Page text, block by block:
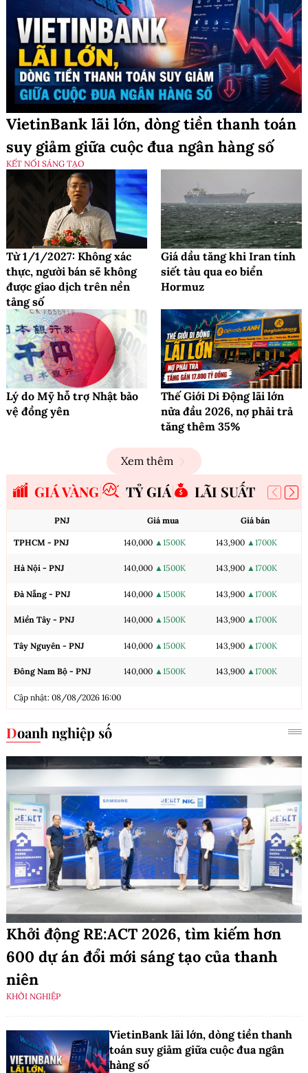
VietinBank lãi lớn, dòng tiền thanh toán
suy giảm giữa cuộc đua ngân hàng số
KẾT NỐI SÁNG TẠO
Từ 1/1/2027: Không xác
thực, người bán sẽ không
được giao dịch trên nền
tảng số
Giá dầu tăng khi Iran tính
siết tàu qua eo biển
Hormuz
Lý do Mỹ hỗ trợ Nhật bảo
vệ đồng yên
Thế Giới Di Động lãi lớn
nửa đầu 2026, nợ phải trả
tăng thêm 35%
Xem thêm
GIÁ VÀNG TỶ GIÁ LÃI SUẤT
PNJ Giá mua Giá bán
TPHCM - PNJ 140,000 ▲1500K 143,900 ▲1700K
Hà Nội - PNJ 140,000 ▲1500K 143,900 ▲1700K
Đà Nẵng - PNJ 140,000 ▲1500K 143,900 ▲1700K
Miền Tây - PNJ 140,000 ▲1500K 143,900 ▲1700K
Tây Nguyên - PNJ 140,000 ▲1500K 143,900 ▲1700K
Đông Nam Bộ - PNJ 140,000 ▲1500K 143,900 ▲1700K
Cập nhật: 08/08/2026 16:00
Doanh nghiệp số
Khởi động RE:ACT 2026, tìm kiếm hơn
600 dự án đổi mới sáng tạo của thanh
niên
KHỞI NGHIỆP
VietinBank lãi lớn, dòng tiền thanh
toán suy giảm giữa cuộc đua ngân
hàng số